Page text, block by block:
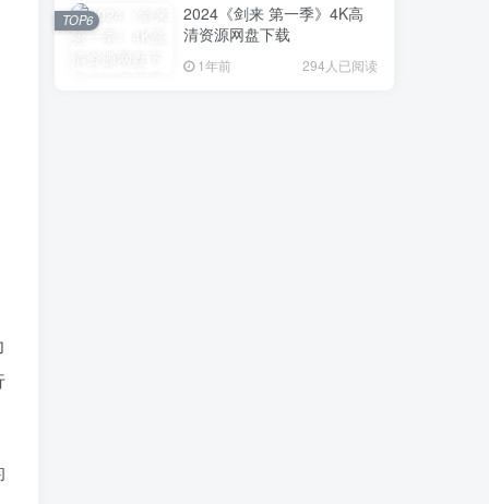
2024《剑来 第一季》4K高
清资源网盘下载
1年前 294人已阅读
TOP6